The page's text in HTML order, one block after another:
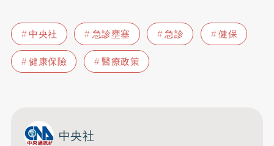
中央社 急診壅塞 急診
健保
健康保險
醫療政策
中央社